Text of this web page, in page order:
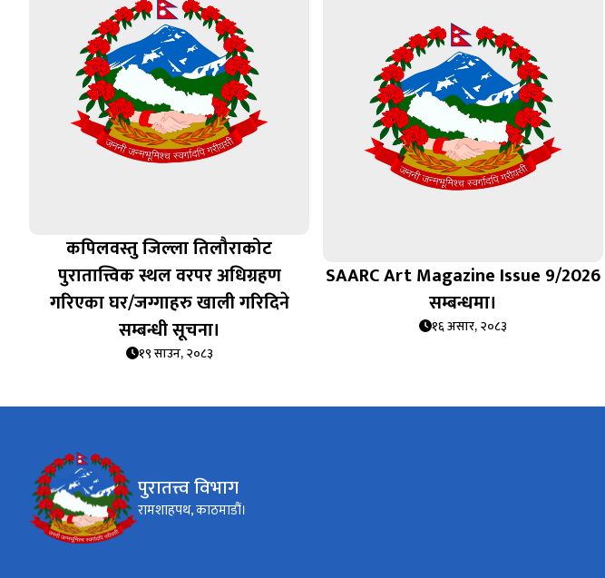
कपिलवस्तु जिल्ला तिलौराकोट
पुरातात्त्विक स्थल वरपर अधिग्रहण
गरिएका घर/जग्गाहरु खाली गरिदिने
सम्बन्धी सूचना।
१९ साउन, २०८३
SAARC Art Magazine Issue 9/2026
सम्बन्धमा।
१६ असार, २०८३
पुरातत्त्व विभाग
रामशाहपथ, काठमाडौं।